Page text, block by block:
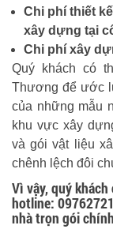
Chi phí thiết
xây dựng tại
Chi phí xây
Quý khách có
Thương để ước
của những mẫu
khu vực xây
và gói vật liệu
chênh lệch đôi
Vì vậy, quý
hotline:
nhà trọn gói